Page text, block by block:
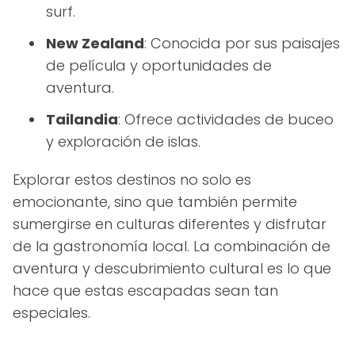
surf.
New Zealand: Conocida por sus paisajes
de película y oportunidades de
aventura.
Tailandia: Ofrece actividades de buceo
y exploración de islas.
Explorar estos destinos no solo es
emocionante, sino que también permite
sumergirse en culturas diferentes y disfrutar
de la gastronomía local. La combinación de
aventura y descubrimiento cultural es lo que
hace que estas escapadas sean tan
especiales.